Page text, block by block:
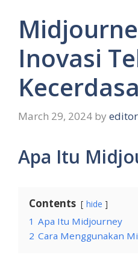
Inovasi
March 29, 2024 by editor
Apa Itu
Contents hide
1 Apa Itu Midjourney
2 Cara Menggunakan